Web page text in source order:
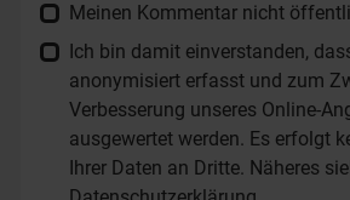
Meinen Kommentar nicht
Ich bin damit einverstanden,
anonymisiert erfasst und zum
Verbesserung unseres Online-
ausgewertet werden. Es erfolgt
Ihrer Daten an Dritte. Näheres